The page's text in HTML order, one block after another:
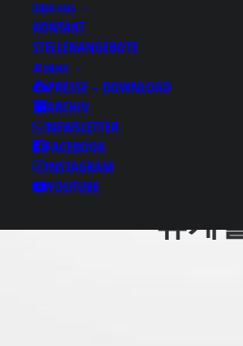
ÜBER UNS
KONTAKT
STELLENANGEBOTE
MEHR
PRESSE – DOWNLOAD
ARCHIV
NEWSLETTER
FACEBOOK
INSTAGRAM
YOUTUBE
Results for: 두
ㄸ
동후불제✪두
페♞두정동핸
휴게